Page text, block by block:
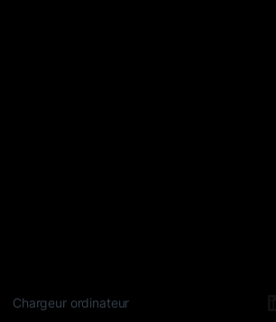
Chargeur ordinateur